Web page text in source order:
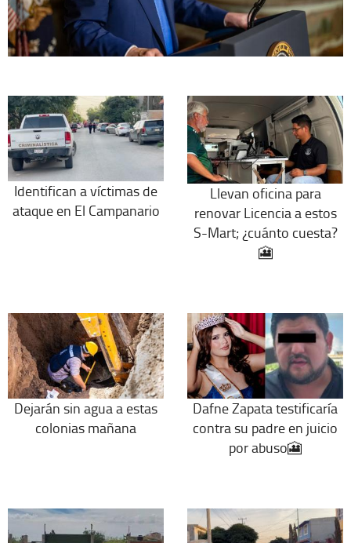
Identifican a víctimas de
ataque en El Campanario
Llevan oficina para
renovar Licencia a estos
S-Mart; ¿cuánto cuesta?
🎦
Dejarán sin agua a estas
colonias mañana
Dafne Zapata testificaría
contra su padre en juicio
por abuso🎦